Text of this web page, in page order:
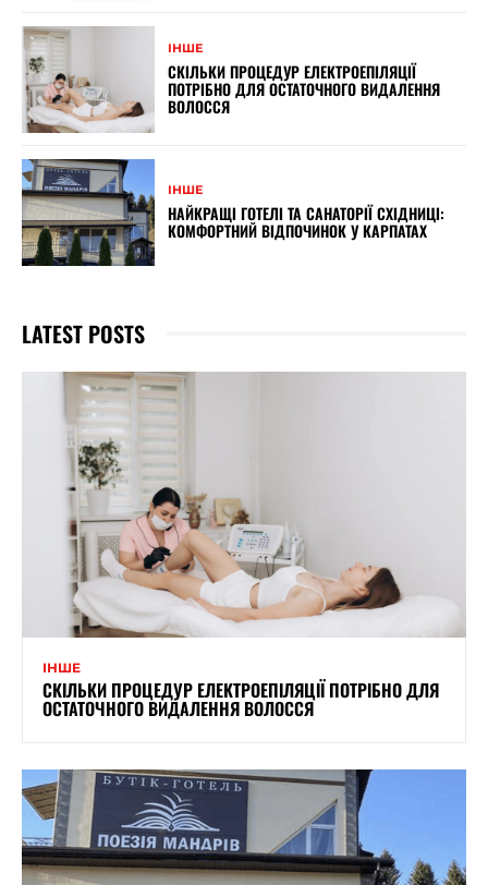
ІНШЕ
СКІЛЬКИ ПРОЦЕДУР ЕЛЕКТРОЕПІЛЯЦІЇ
ПОТРІБНО ДЛЯ ОСТАТОЧНОГО ВИДАЛЕННЯ
ВОЛОССЯ
ІНШЕ
НАЙКРАЩІ ГОТЕЛІ ТА САНАТОРІЇ СХІДНИЦІ:
КОМФОРТНИЙ ВІДПОЧИНОК У КАРПАТАХ
LATEST POSTS
ІНШЕ
СКІЛЬКИ ПРОЦЕДУР ЕЛЕКТРОЕПІЛЯЦІЇ ПОТРІБНО ДЛЯ
ОСТАТОЧНОГО ВИДАЛЕННЯ ВОЛОССЯ